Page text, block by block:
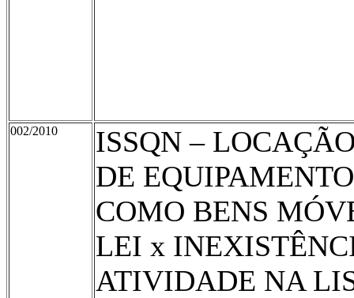
002/2010
ISSQN –
DE
COMO BENS
LEI x
ATIVIDADE NA